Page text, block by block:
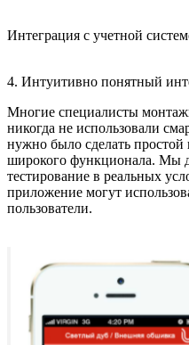
Интеграция с учетной
4. Интуитивно понятный
Многие специалисты
никогда не использовали
нужно было сделать
широкого функционала. Мы
тестирование в реальных
приложение могут
пользователи.